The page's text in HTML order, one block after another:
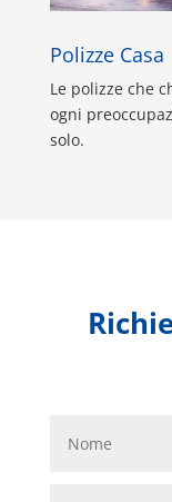
Polizze Casa
Le polizze che
ogni
solo.